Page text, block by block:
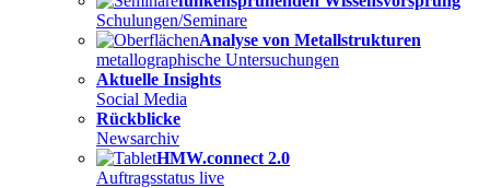
Schulungen/Seminare
Analyse von Metallstrukturen
metallographische Untersuchungen
Aktuelle Insights
Social Media
Rückblicke
Newsarchiv
HMW.connect 2.0
Auftragsstatus live